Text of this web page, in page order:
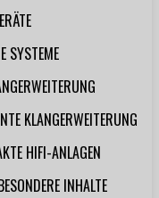
SYSTEME
KLANGERWEITERUNG
HIFI-ANLAGEN
INHALTE